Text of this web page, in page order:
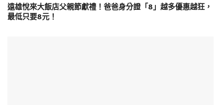
遠雄悅來大飯店父親節獻禮！爸爸身分證「8」越多優惠越狂，
最低只要8元！